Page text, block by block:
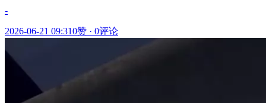
-
2026-06-21 09:310赞 · 0评论